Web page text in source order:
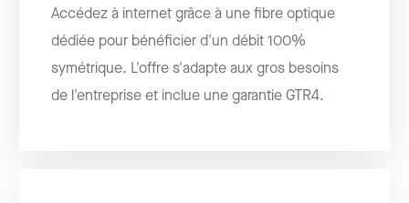
Accédez à internet grâce à une fibre optique
dédiée pour bénéficier d'un débit 100%
symétrique. L'offre s'adapte aux gros besoins
de l'entreprise et inclue une garantie GTR4.